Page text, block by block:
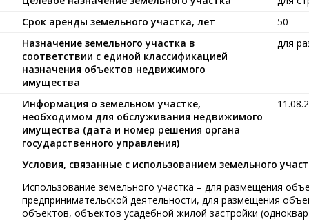
Срок аренды земельного участка, лет
50
Назначение земельного участка в
соответствии с единой классификацией
назначения объектов недвижимого
имущества
для
Информация о земельном участке,
необходимом для обслуживания недвижимого
имущества (дата и номер решения органа
государственного управления)
Условия, связанные с использованием земельного
Использование земельного участка – для размещения
предпринимательской деятельности, для размещения
объектов, объектов усадебной жилой застройки